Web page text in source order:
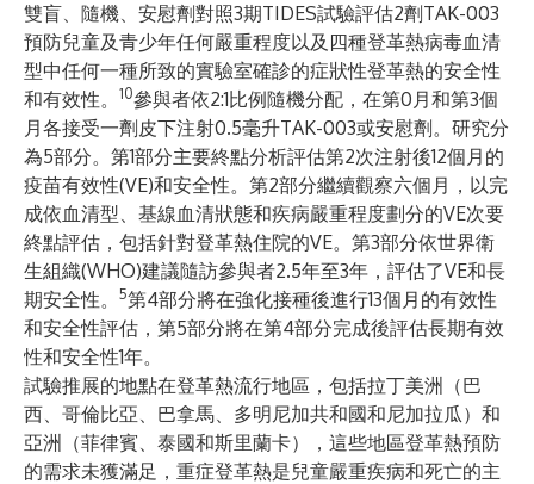
雙盲、隨機、安慰劑對照3期TIDES試驗評估2劑TAK-003
預防兒童及青少年任何嚴重程度以及四種登革熱病毒血清
型中任何一種所致的實驗室確診的症狀性登革熱的安全性
和有效性。
10參與者依2:1比例隨機分配，在第0月和第3個
月各接受一劑皮下注射0.5毫升TAK-003或安慰劑。研究分
為5部分。第1部分主要終點分析評估第2次注射後12個月的
疫苗有效性(VE)和安全性。第2部分繼續觀察六個月，以完
成依血清型、基線血清狀態和疾病嚴重程度劃分的VE次要
終點評估，包括針對登革熱住院的VE。第3部分依世界衛
生組織(WHO)建議隨訪參與者2.5年至3年，評估了VE和長
期安全性。
5第4部分將在強化接種後進行13個月的有效性
和安全性評估，第5部分將在第4部分完成後評估長期有效
性和安全性1年。
試驗推展的地點在登革熱流行地區，包括拉丁美洲（巴
西、哥倫比亞、巴拿馬、多明尼加共和國和尼加拉瓜）和
亞洲（菲律賓、泰國和斯里蘭卡），這些地區登革熱預防
的需求未獲滿足，重症登革熱是兒童嚴重疾病和死亡的主